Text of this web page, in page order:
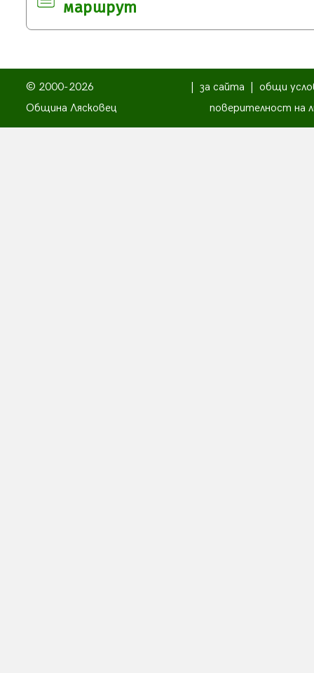
маршрут
© 2000-2026
Община Лясковец
за сайта
общи
поверителност на